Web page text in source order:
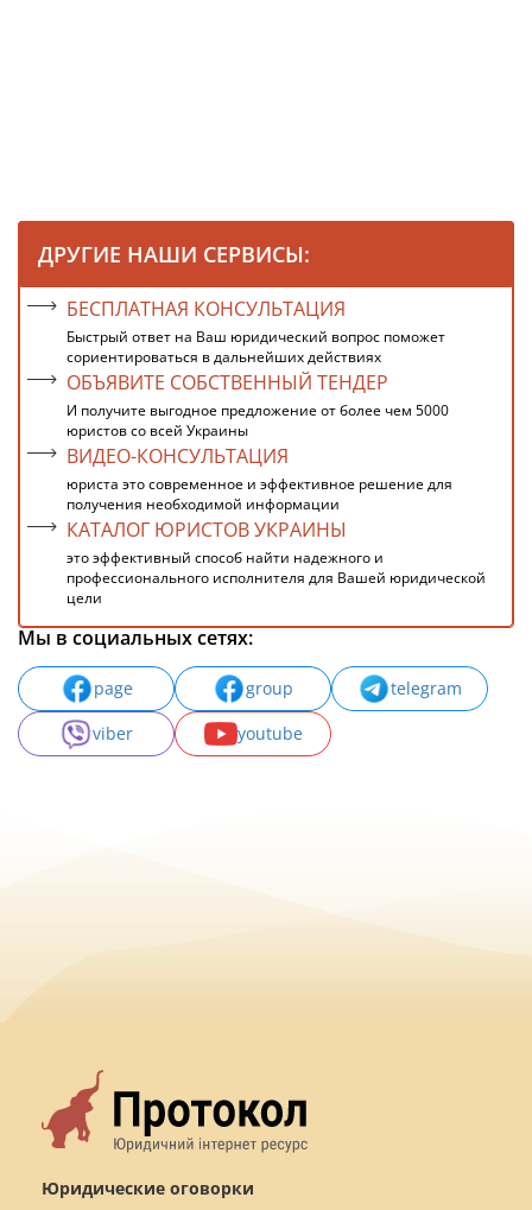
ДРУГИЕ НАШИ СЕРВИСЫ:
БЕСПЛАТНАЯ КОНСУЛЬТАЦИЯ
Быстрый ответ на Ваш юридический вопрос поможет
сориентироваться в дальнейших действиях
ОБЪЯВИТЕ СОБСТВЕННЫЙ ТЕНДЕР
И получите выгодное предложение от более чем 5000
юристов со всей Украины
ВИДЕО-КОНСУЛЬТАЦИЯ
юриста это современное и эффективное решение для
получения необходимой информации
КАТАЛОГ ЮРИСТОВ УКРАИНЫ
это эффективный способ найти надежного и
профессионального исполнителя для Вашей юридической
цели
Мы в социальных сетях:
page group
telegram
viber
youtube
Юридические оговорки